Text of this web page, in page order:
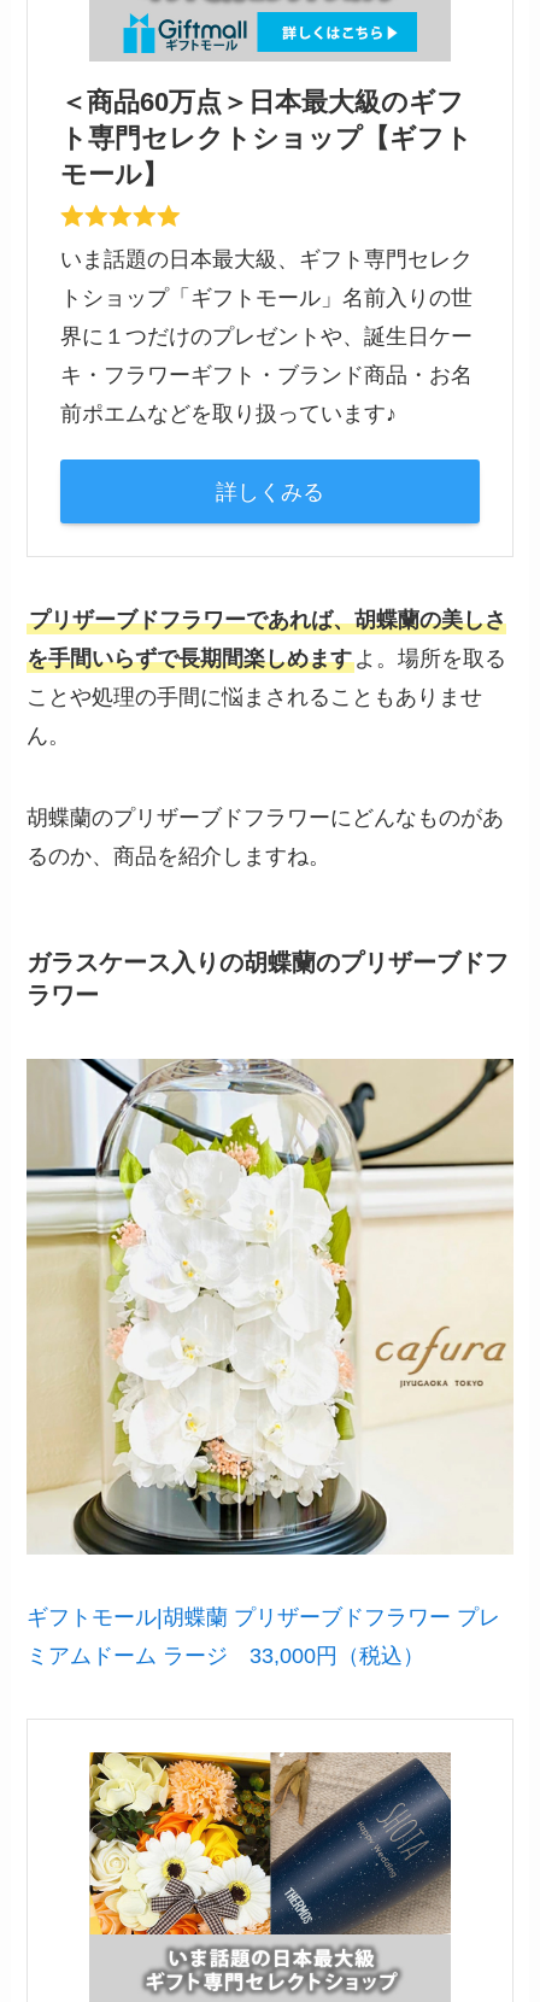
＜商品60万点＞日本最大級のギフ
ト専門セレクトショップ【ギフト
モール】
いま話題の日本最大級、ギフト専門セレク
トショップ「ギフトモール」名前入りの世
界に１つだけのプレゼントや、誕生日ケー
キ・フラワーギフト・ブランド商品・お名
前ポエムなどを取り扱っています♪
詳しくみる
プリザーブドフラワーであれば、胡蝶蘭の美しさ
を手間いらずで長期間楽しめますよ。場所を取る
ことや処理の手間に悩まされることもありませ
ん。
胡蝶蘭のプリザーブドフラワーにどんなものがあ
るのか、商品を紹介しますね。
ガラスケース入りの胡蝶蘭のプリザーブドフ
ラワー
ギフトモール|胡蝶蘭 プリザーブドフラワー プレ
ミアムドーム ラージ 33,000円（税込）